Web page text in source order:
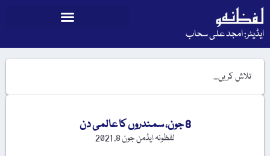
ایڈیٹر: امجد علی سحاب
8 جون، سمندروں کا عالمی دن
لفظونہ ایڈمنجون 8, 2021